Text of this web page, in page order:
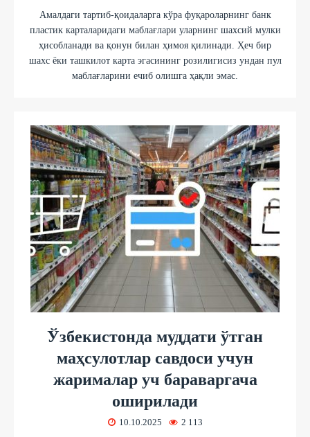
Амалдаги тартиб-қоидаларга кўра фуқароларнинг банк
пластик карталаридаги маблағлари уларнинг шахсий мулки
ҳисобланади ва қонун билан ҳимоя қилинади. Ҳеч бир
шахс ёки ташкилот карта эгасининг розилигисиз ундан пул
маблағларини ечиб олишга ҳақли эмас.
Ўзбекистонда муддати ўтган
маҳсулотлар савдоси учун
жарималар уч бараваргача
оширилади
10.10.2025 2 113